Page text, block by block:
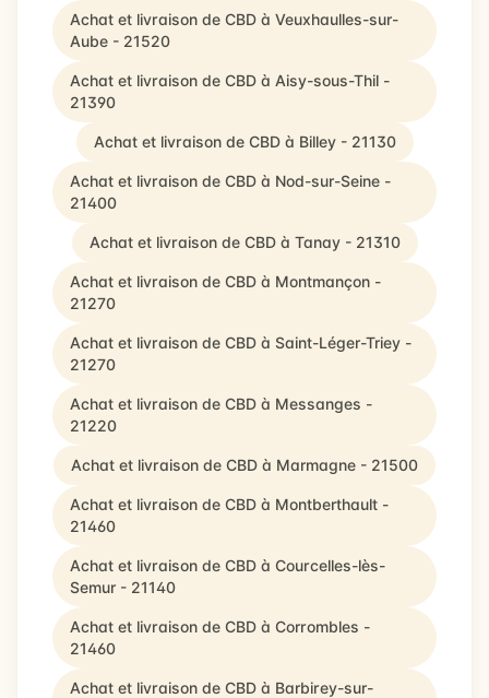
Achat et livraison de CBD à Veuxhaulles-sur-
Aube - 21520
Achat et livraison de CBD à Aisy-sous-Thil -
21390
Achat et livraison de CBD à Billey - 21130
Achat et livraison de CBD à Nod-sur-Seine -
21400
Achat et livraison de CBD à Tanay - 21310
Achat et livraison de CBD à Montmançon -
21270
Achat et livraison de CBD à Saint-Léger-Triey -
21270
Achat et livraison de CBD à Messanges -
21220
Achat et livraison de CBD à Marmagne - 21500
Achat et livraison de CBD à Montberthault -
21460
Achat et livraison de CBD à Courcelles-lès-
Semur - 21140
Achat et livraison de CBD à Corrombles -
21460
Achat et livraison de CBD à Barbirey-sur-